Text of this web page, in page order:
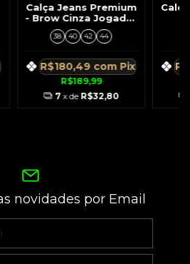
Calça Jeans Premium
- Brow Cinza Jogador
C/Detalhes Vermelho
38 40 42 44
R$189,99
R$180,49 com Pix
7 x de R$32,80
novidades por Email